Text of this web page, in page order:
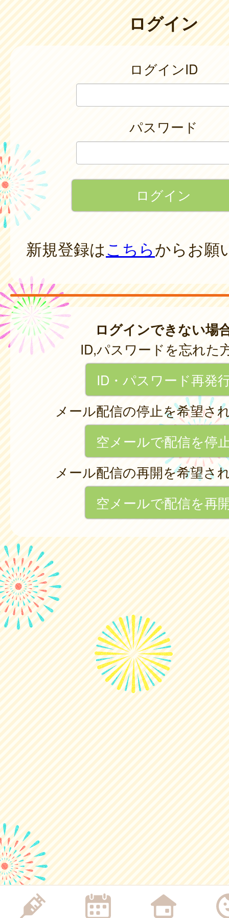
ログイン
ログインID
パスワード
新規登録はこちらからお願
ログインできない場
ID,パスワードを忘れた
ID・パスワード再発
メール配信の停止を希望さ
空メールで配信を停
メール配信の再開を希望さ
空メールで配信を再